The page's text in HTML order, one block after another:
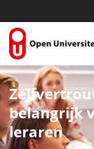
belangrijk
leraren